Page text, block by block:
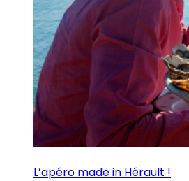
L’apéro made in Hérault !